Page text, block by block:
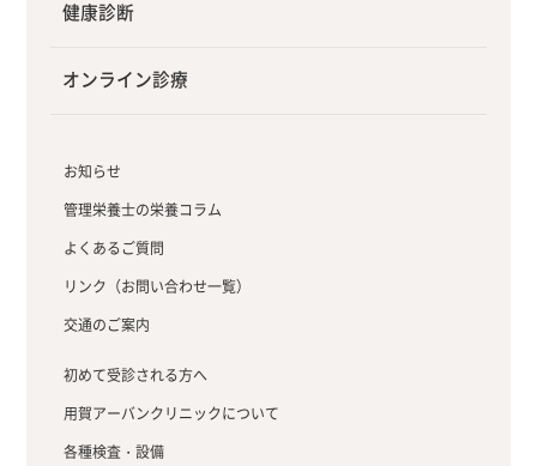
健康診断
オンライン診療
お知らせ
管理栄養士の栄養コラム
よくあるご質問
リンク（お問い合わせ一覧）
交通のご案内
初めて受診される方へ
用賀アーバンクリニックについて
各種検査・設備